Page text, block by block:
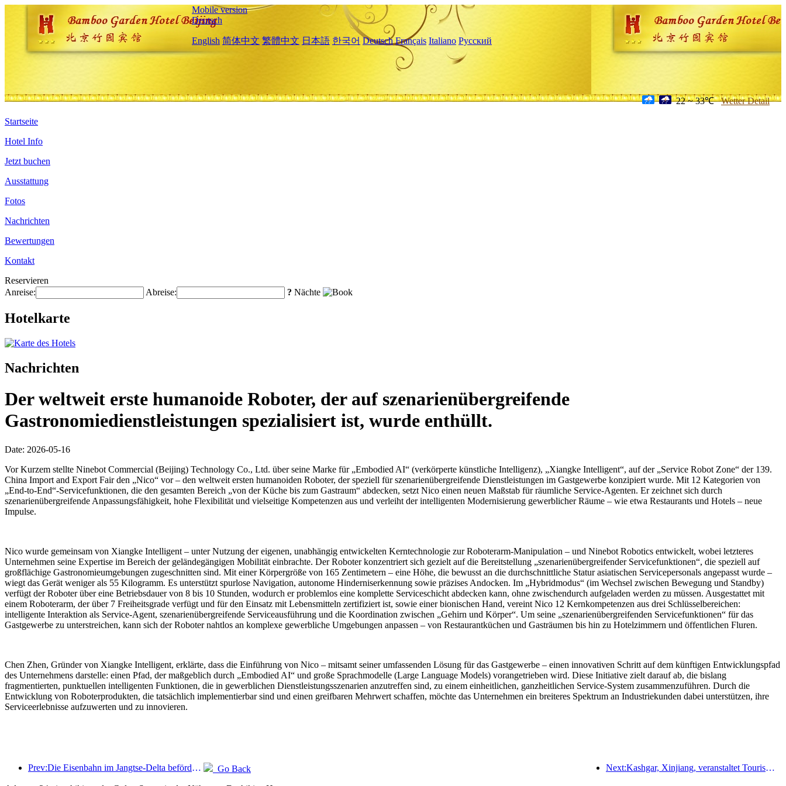
Mobile version
Deutsch
English 简体中文 繁體中文 日本語 한국어 Deutsch Français Italiano Русский
22 ~ 33℃ Wetter Detail
Startseite
Hotel Info
Jetzt buchen
Ausstattung
Fotos
Nachrichten
Bewertungen
Kontakt
Reservieren
Anreise:
Abreise: ? Nächte
Hotelkarte
Nachrichten
Der weltweit erste humanoide Roboter, der auf szenarienübergreifende
Gastronomiedienstleistungen spezialisiert ist, wurde enthüllt.
Date: 2026-05-16
Vor Kurzem stellte Ninebot Commercial (Beijing) Technology Co., Ltd. über seine Marke für „Embodied AI“ (verkörperte künstliche Intelligenz), „Xiangke Intelligent“, auf der „Service Robot Zone“ der 139.
China Import and Export Fair den „Nico“ vor – den weltweit ersten humanoiden Roboter, der speziell für szenarienübergreifende Dienstleistungen im Gastgewerbe konzipiert wurde. Mit 12 Kategorien von
„End-to-End“-Servicefunktionen, die den gesamten Bereich „von der Küche bis zum Gastraum“ abdecken, setzt Nico einen neuen Maßstab für räumliche Service-Agenten. Er zeichnet sich durch
szenarienübergreifende Anpassungsfähigkeit, hohe Flexibilität und vielseitige Kompetenzen aus und verleiht der intelligenten Modernisierung gewerblicher Räume – wie etwa Restaurants und Hotels – neue
Impulse.
Nico wurde gemeinsam von Xiangke Intelligent – unter Nutzung der eigenen, unabhängig entwickelten Kerntechnologie zur Roboterarm-Manipulation – und Ninebot Robotics entwickelt, wobei letzteres
Unternehmen seine Expertise im Bereich der geländegängigen Mobilität einbrachte. Der Roboter konzentriert sich gezielt auf die Bereitstellung „szenarienübergreifender Servicefunktionen“, die speziell auf
großflächige Gastronomieumgebungen zugeschnitten sind. Mit einer Körpergröße von 165 Zentimetern – eine Höhe, die bewusst an die durchschnittliche Statur asiatischen Servicepersonals angepasst wurde –
wiegt das Gerät weniger als 55 Kilogramm. Es unterstützt spurlose Navigation, autonome Hinderniserkennung sowie präzises Andocken. Im „Hybridmodus“ (im Wechsel zwischen Bewegung und Standby)
verfügt der Roboter über eine Betriebsdauer von 8 bis 10 Stunden, wodurch er problemlos eine komplette Serviceschicht abdecken kann, ohne zwischendurch aufgeladen werden zu müssen. Ausgestattet mit
einem Roboterarm, der über 7 Freiheitsgrade verfügt und für den Einsatz mit Lebensmitteln zertifiziert ist, sowie einer bionischen Hand, vereint Nico 12 Kernkompetenzen aus drei Schlüsselbereichen:
intelligente Interaktion als Service-Agent, szenarienübergreifende Serviceausführung und die Koordination zwischen „Gehirn und Körper“. Um seine „szenarienübergreifenden Servicefunktionen“ für das
Gastgewerbe zu unterstreichen, kann sich der Roboter nahtlos an komplexe gewerbliche Umgebungen anpassen – von Restaurantküchen und Gasträumen bis hin zu Hotelzimmern und öffentlichen Fluren.
Chen Zhen, Gründer von Xiangke Intelligent, erklärte, dass die Einführung von Nico – mitsamt seiner umfassenden Lösung für das Gastgewerbe – einen innovativen Schritt auf dem künftigen Entwicklungspfad
des Unternehmens darstelle: einen Pfad, der maßgeblich durch „Embodied AI“ und große Sprachmodelle (Large Language Models) vorangetrieben wird. Diese Initiative zielt darauf ab, die bislang
fragmentierten, punktuellen intelligenten Funktionen, die in gewerblichen Dienstleistungsszenarien anzutreffen sind, zu einem einheitlichen, ganzheitlichen Service-System zusammenzuführen. Durch die
Entwicklung von Roboterprodukten, die tatsächlich implementierbar sind und einen greifbaren Mehrwert schaffen, möchte das Unternehmen ein breiteres Spektrum an Industriekunden dabei unterstützen, ihre
Serviceerlebnisse aufzuwerten und zu innovieren.
Prev:Die Eisenbahn im Jangtse-Delta beförderte während der Maifeiertage über 21,38 Millionen Fahrgäste. Next:Kashgar, Xinjiang, veranstaltet Tourismus-Werbeevent zur Förderung des interethnischen Austauschs.
Go Back